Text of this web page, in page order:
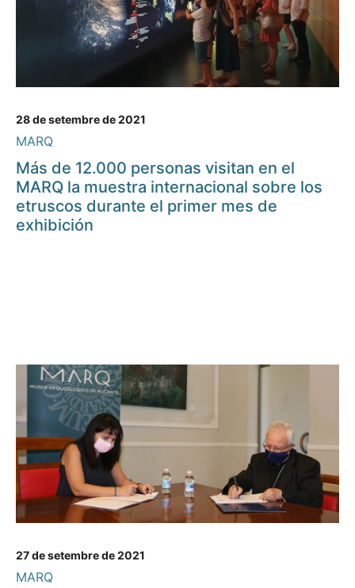
28 de setembre de 2021
MARQ
Más de 12.000 personas visitan en el
MARQ la muestra internacional sobre los
etruscos durante el primer mes de
exhibición
27 de setembre de 2021
MARQ